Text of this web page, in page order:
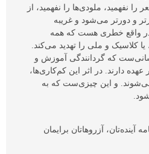
را نفهمید، ملودی‌ها را نفهمید، از
و دور‌تر می‌شود و غریبه
واقع خطری هست که همه
کلاسیک و ملی را تهدید می‌کند.
که گردانندگی آموزش و
دارند. در اثر این کم‌کاری‌ها،
و این چیزی‌ست که به
آینده‌تان، آزروهاتان برایمان